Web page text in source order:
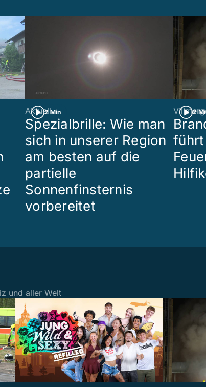
2 Min
Aktuell
Spezialbrille: Wie man
sich in unserer Region
am besten auf die
partielle
Sonnenfinsternis
vorbereitet
2
führt
und aller Welt